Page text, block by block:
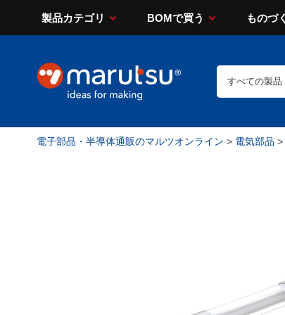
製品カテゴリ BOMで買う ものづ
電子部品・半導体通販のマルツオンライン > 電気部品 >